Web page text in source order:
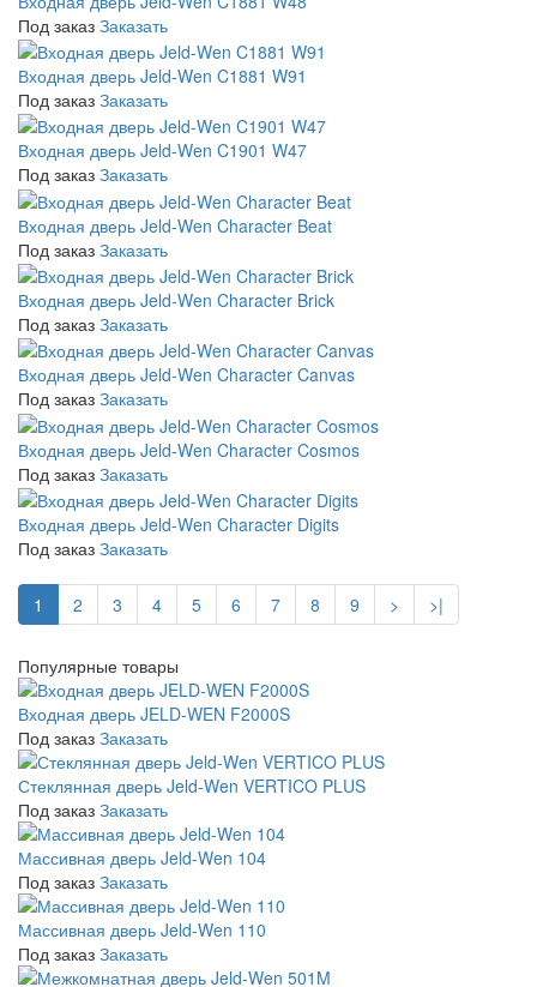
Под заказ Заказать
Входная дверь Jeld-Wen C1881 W91
Под заказ Заказать
Входная дверь Jeld-Wen C1901 W47
Под заказ Заказать
Входная дверь Jeld-Wen Character Beat
Под заказ Заказать
Входная дверь Jeld-Wen Character Brick
Под заказ Заказать
Входная дверь Jeld-Wen Character Canvas
Под заказ Заказать
Входная дверь Jeld-Wen Character Cosmos
Под заказ Заказать
Входная дверь Jeld-Wen Character Digits
Под заказ Заказать
1 2 3 4 5 6 7 8 9 > >|
Популярные товары
Входная дверь JELD-WEN F2000S
Под заказ Заказать
Стеклянная дверь Jeld-Wen VERTICO PLUS
Под заказ Заказать
Массивная дверь Jeld-Wen 104
Под заказ Заказать
Массивная дверь Jeld-Wen 110
Под заказ Заказать